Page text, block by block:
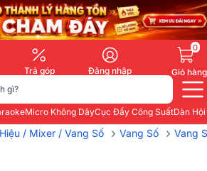
Trả góp Đăng nhập
0
Giỏ hàng
gì?
Micro Không DâyCục Đẩy Công SuấtDàn
/ Mixer / Vang Số › Vang Số › Vang